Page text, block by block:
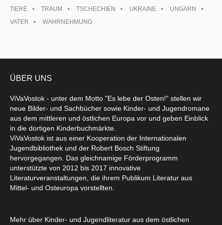
TIERE
TRAUM TSCHECHIEN UKRAINE
UNGARN
VATER
WAHRNEHMUNG
ÜBER UNS
ViVaVostok - unter dem Motto "Es lebe der Osten!" stellen wir
neue Bilder- und Sachbücher sowie Kinder- und Jugendromane
aus dem mittleren und östlichen Europa vor und geben Einblick
in die dortigen Kinderbuchmärkte.
ViVaVostok ist aus einer Kooperation der Internationalen
Jugendbibliothek und der Robert Bosch Stiftung
hervorgegangen. Das gleichnamige Förderprogramm
unterstützte von 2012 bis 2017 innovative
Literaturveranstaltungen, die ihrem Publikum Literatur aus
Mittel- und Osteuropa vorstellten.
Mehr über Kinder- und Jugendliteratur aus dem östlichen